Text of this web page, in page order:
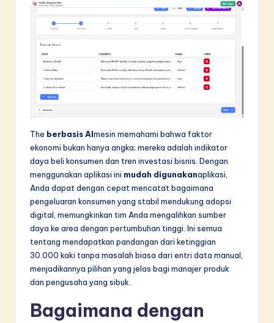
The berbasis AImesin memahami bahwa faktor
ekonomi bukan hanya angka; mereka adalah indikator
daya beli konsumen dan tren investasi bisnis. Dengan
menggunakan aplikasi ini mudah digunakanaplikasi,
Anda dapat dengan cepat mencatat bagaimana
pengeluaran konsumen yang stabil mendukung adopsi
digital, memungkinkan tim Anda mengalihkan sumber
daya ke area dengan pertumbuhan tinggi. Ini semua
tentang mendapatkan pandangan dari ketinggian
30.000 kaki tanpa masalah biasa dari entri data manual,
menjadikannya pilihan yang jelas bagi manajer produk
dan pengusaha yang sibuk.
Bagaimana dengan